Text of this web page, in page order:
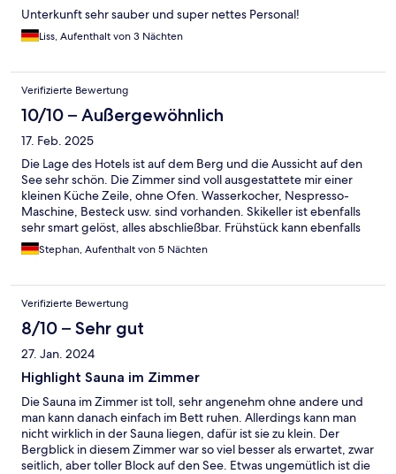
Unterkunft sehr sauber und super nettes Personal!
Liss, Aufenthalt von 3 Nächten
Verifizierte Bewertung
10/10 – Außergewöhnlich
17. Feb. 2025
Die Lage des Hotels ist auf dem Berg und die Aussicht auf den
See sehr schön. Die Zimmer sind voll ausgestattete mir einer
kleinen Küche Zeile, ohne Ofen. Wasserkocher, Nespresso-
Maschine, Besteck usw. sind vorhanden. Skikeller ist ebenfalls
sehr smart gelöst, alles abschließbar. Frühstück kann ebenfalls
mit gebucht werden. Die Zimmeraufteilung ist komfortabel,
WLAN etc. ist vorhanden. Rundum alles sehr gut . Der Shuttle-
und unterstützt bei allen Fragen und Belangen.
Stephan, Aufenthalt von 5 Nächten
Verifizierte Bewertung
8/10 – Sehr gut
27. Jan. 2024
Highlight Sauna im Zimmer
Die Sauna im Zimmer ist toll, sehr angenehm ohne andere und
man kann danach einfach im Bett ruhen. Allerdings kann man
nicht wirklich in der Sauna liegen, dafür ist sie zu klein. Der
Bergblick in diesem Zimmer war so viel besser als erwartet, zwar
seitlich, aber toller Block auf den See. Etwas ungemütlich ist die